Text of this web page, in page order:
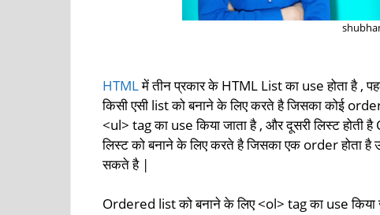
HTMLमें तीन प्रकार के HTML List का use होता है
किसी एसी list को बनाने के लिए करते है जिसका कोई
<ul> tag का use किया जाता है , और दूसरी लिस्ट
लिस्ट को बनाने के लिए करते है जिसका एक order होता
सकते है |
Ordered list को बनाने के लिए <ol> tag का use